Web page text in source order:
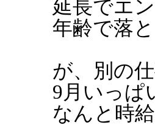
延長でエ
年齢で落と
が、別の
9月いっぱ
なんと時